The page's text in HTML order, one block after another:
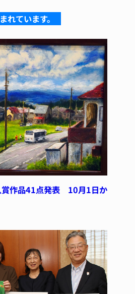
a
d
s
e
b
o
o
k
re
st
れています。
賞作品41点発表 10月1日か